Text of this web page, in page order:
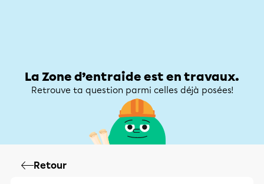
La Zone d’entraide est en travaux.
Retrouve ta question parmi celles déjà posées!
Retour